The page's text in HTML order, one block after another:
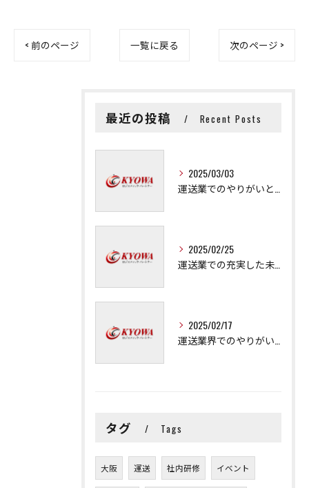
< 前のページ 一覧に戻る 次のページ >
最近の投稿 Recent Posts
2025/03/03
2025/02/25
2025/02/17
タグ Tags
大阪 運送 社内研修 イベント